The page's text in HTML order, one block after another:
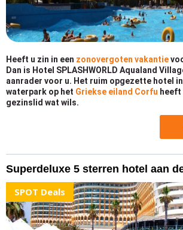
Heeft u zin in een zonovergoten vakantie
Dan is Hotel SPLASHWORLD Aqualand
aanrader voor u. Het ruim opgezette hotel
waterpark op het Griekse eiland Corfu
gezinslid wat wils.
Superdeluxe 5 sterren hotel aan
SPOT Deals